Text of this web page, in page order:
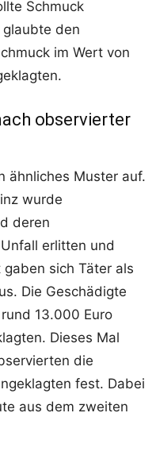
Schmuck
den
im Wert von
observierter
ähnliches Muster auf.
wurde
deren
erlitten und
gaben sich Täter als
Die Geschädigte
13.000 Euro
Dieses Mal
die
fest. Dabei
aus dem zweiten